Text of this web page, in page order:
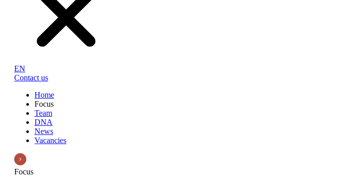
EN
Contact us
Home
Focus
Team
DNA
News
Vacancies
Focus